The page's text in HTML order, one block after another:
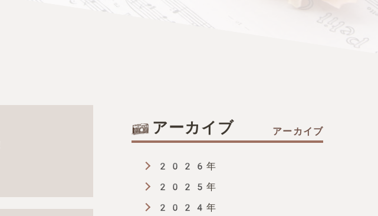
アーカイブ
2026年
2025年
2024年